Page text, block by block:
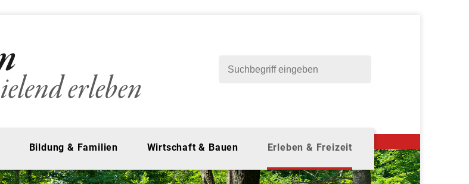
Bildung & Familien Wirtschaft & Bauen Erleben & Freizeit